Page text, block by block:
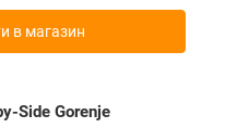
в магазин
Side Gorenje